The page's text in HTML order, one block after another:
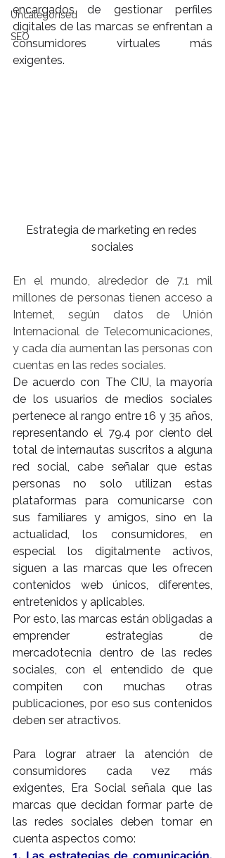
Uncategorised
SEO
encargados de gestionar perfiles
digitales de las marcas se enfrentan a
consumidores virtuales más
exigentes.
Estrategia de marketing en redes
sociales
En el mundo, alrededor de 7.1 mil
millones de personas tienen acceso a
Internet, según datos de Unión
Internacional de Telecomunicaciones,
y cada día aumentan las personas con
cuentas en las redes sociales.
De acuerdo con The CIU, la mayoría
de los usuarios de medios sociales
pertenece al rango entre 16 y 35 años,
representando el 79.4 por ciento del
total de internautas suscritos a alguna
red social, cabe señalar que estas
personas no solo utilizan estas
plataformas para comunicarse con
sus familiares y amigos, sino en la
actualidad, los consumidores, en
especial los digitalmente activos,
siguen a las marcas que les ofrecen
contenidos web únicos, diferentes,
entretenidos y aplicables.
Por esto, las marcas están obligadas a
emprender estrategias de
mercadotecnia dentro de las redes
sociales, con el entendido de que
compiten con muchas otras
publicaciones, por eso sus contenidos
deben ser atractivos.
Para lograr atraer la atención de
consumidores cada vez más
exigentes, Era Social señala que las
marcas que decidan formar parte de
las redes sociales deben tomar en
cuenta aspectos como:
1. Las estrategias de comunicación.